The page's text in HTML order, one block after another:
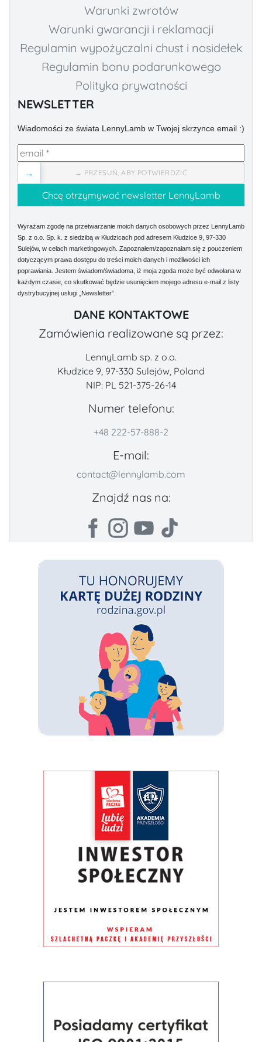
Warunki zwrotów
Warunki gwarancji i reklamacji
Regulamin wypożyczalni chust i nosidełek
Regulamin bonu podarunkowego
Polityka prywatności
NEWSLETTER
Wiadomości ze świata LennyLamb w Twojej skrzynce email :)
→ PRZESUŃ, ABY POTWIERDZIĆ
→
Wyrażam zgodę na przetwarzanie moich danych osobowych przez LennyLamb
Sp. z o.o. Sp. k. z siedzibą w Kłudzicach pod adresem Kłudzice 9, 97-330
Sulejów, w celach marketingowych. Zapoznałem/zapoznałam się z pouczeniem
dotyczącym prawa dostępu do treści moich danych i możliwości ich
poprawiania. Jestem świadom/świadoma, iż moja zgoda może być odwołana w
każdym czasie, co skutkować będzie usunięciem mojego adresu e-mail z listy
dystrybucyjnej usługi „Newsletter”.
DANE KONTAKTOWE
Zamówienia realizowane są przez:
LennyLamb sp. z o.o.
Kłudzice 9, 97-330 Sulejów, Poland
NIP: PL 521-375-26-14
Numer telefonu:
+48 222-57-888-2
E-mail:
contact@lennylamb.com
Znajdź nas na: